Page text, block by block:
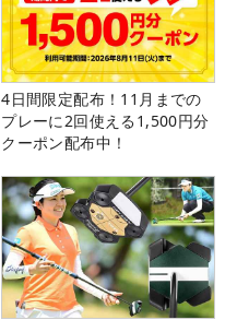
4日間限定配布！11月までの
プレーに2回使える1,500円分
クーポン配布中！